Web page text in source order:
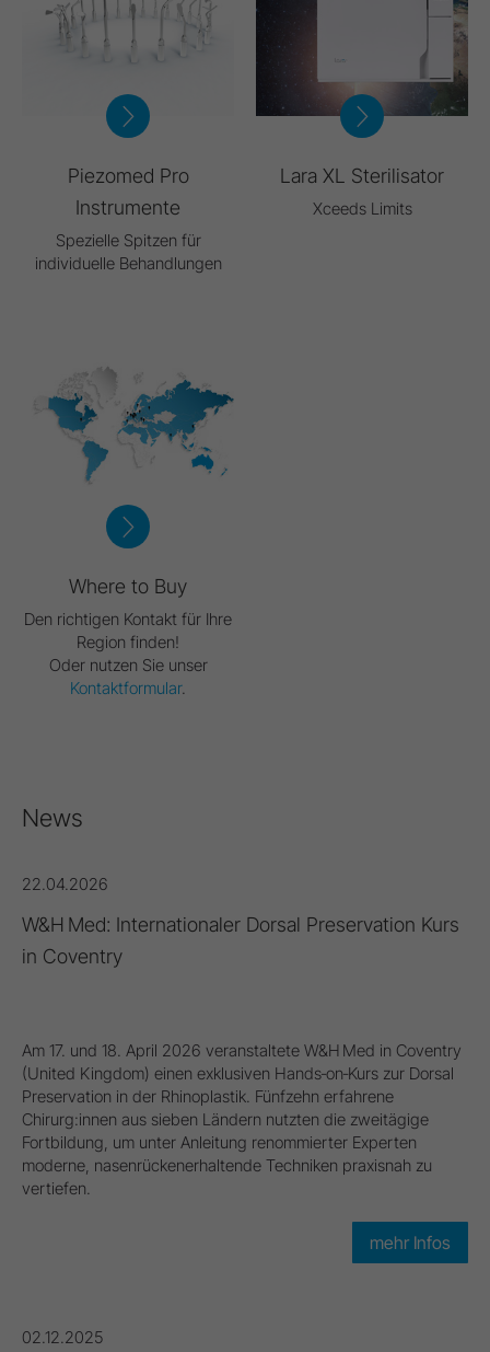
Piezomed Pro
Instrumente
Spezielle Spitzen für
individuelle Behandlungen
Lara XL Sterilisator
Xceeds Limits
Where to Buy
Den richtigen Kontakt für Ihre
Region finden!
Oder nutzen Sie unser
Kontaktformular.
News
22.04.2026
W&H Med: Internationaler Dorsal Preservation Kurs
in Coventry
Am 17. und 18. April 2026 veranstaltete W&H Med in Coventry
(United Kingdom) einen exklusiven Hands‑on‑Kurs zur Dorsal
Preservation in der Rhinoplastik. Fünfzehn erfahrene
Chirurg:innen aus sieben Ländern nutzten die zweitägige
Fortbildung, um unter Anleitung renommierter Experten
moderne, nasenrückenerhaltende Techniken praxisnah zu
vertiefen.
mehr Infos
02.12.2025